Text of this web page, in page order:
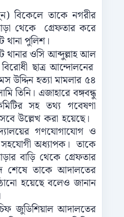
বিকেলে তাকে নগরীর
থেকে গ্রেফতার করে
থানা পুলিশ।
থানার ওসি আব্দুল্লাহ আল
ছাত্র আন্দোলনের
উদ্দিন হত্যা মামলার ৫৪
তিনি। এজাহারে বঙ্গবন্ধু
সহ তথ্য গবেষণা
উল্লেখ করা হয়েছে।
গণযোগাযোগ ও
সহযোগী অধ্যাপক। তাকে
বাড়ি থেকে গ্রেফতার
শেষে তাকে আদালতের
হয়েছে বলেও জানান
জুডিশিয়াল আদালতের